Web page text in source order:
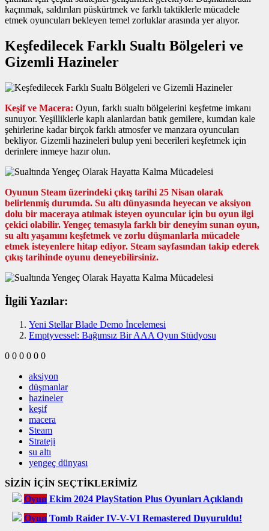
kaçınmak, saldırıları püskürtmek ve farklı taktiklerle mücadele
etmek oyuncuları bekleyen temel zorluklar arasında yer alıyor.
Keşfedilecek Farklı Sualtı Bölgeleri ve
Gizemli Hazineler
Keşif ve Macera: Oyun, farklı sualtı bölgelerini keşfetme imkanı
sunuyor. Yeşilliklerle kaplı alanlardan batık gemilere, kumdan kale
şehirlerine kadar birçok farklı atmosfer ve manzara oyuncuları
bekliyor. Gizemli hazineleri bulup yeni becerileri keşfetmek için
derinlere inmeye hazır olun.
Oyunun Steam üzerindeki çıkış tarihi 25 Nisan olarak
belirlenmiş durumda. Su altı dünyasında heyecan ve aksiyon
dolu bir maceraya atılmak isteyen oyuncular için bu oyun ilgi
çekici olabilir. Yengeç temasıyla farklı bir deneyim sunan oyun,
su altı yaşamını keşfetmek ve zorlu düşmanlarla mücadele
etmek isteyenlere hitap ediyor. Steam sayfasından takip ederek
çıkış tarihinde oyunu deneyebilirsiniz.
İlgili Yazılar:
Yeni Stellar Blade Demo İncelemesi
Emptyvessel: Bağımsız Bir AAA Oyun Stüdyosu
0 0 0 0 0 0
aksiyon
düşmanlar
hazineler
keşif
macera
Steam
Strateji
su altı
yengeç dünyası
SİZİN İÇİN SEÇTİKLERİMİZ
Oyun Ekim 2024 PlayStation Plus Oyunları Açıklandı
Oyun Tomb Raider IV-V-VI Remastered Duyuruldu!